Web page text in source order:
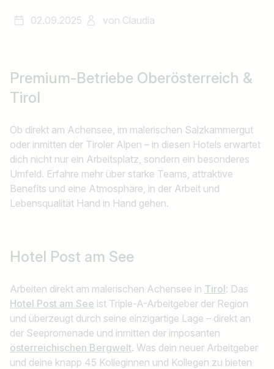
02.09.2025 von Claudia
Premium-Betriebe Oberösterreich &
Tirol
Ob direkt am Achensee, im malerischen Salzkammergut
oder inmitten der Tiroler Alpen – in diesen Hotels erwartet
dich nicht nur ein Arbeitsplatz, sondern ein besonderes
Umfeld. Erfahre mehr über starke Teams, attraktive
Benefits und eine Atmosphäre, in der Arbeit und
Lebensqualität Hand in Hand gehen.
Hotel Post am See
Arbeiten direkt am malerischen Achensee in Tirol: Das
Hotel Post am See ist Triple-A-Arbeitgeber der Region
und überzeugt durch seine einzigartige Lage – direkt an
der Seepromenade und inmitten der imposanten
österreichischen Bergwelt. Was dein neuer Arbeitgeber
und deine knapp 45 Kolleginnen und Kollegen zu bieten